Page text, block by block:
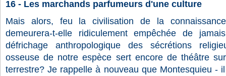
16 - Les marchands parfumeurs d'une culture
Mais alors, feu la civilisation de la
demeurera-t-elle ridiculement empêchée de
défrichage anthropologique des sécrétions
osseuse de notre espèce sert encore de théâtre
terrestre? Je rappelle à nouveau que Montesquieu -